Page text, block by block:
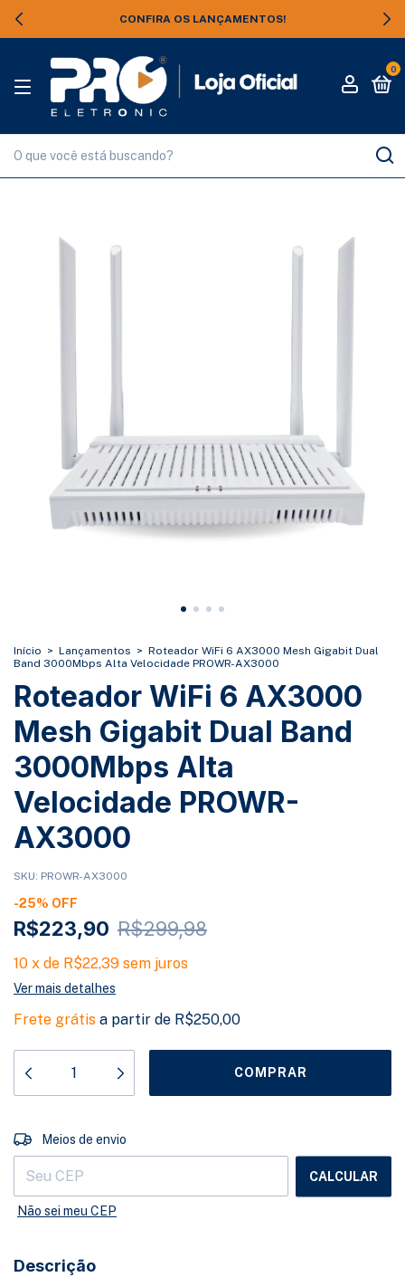
CONFIRA OS LANÇAMENTOS!
0
Início > Lançamentos > Roteador WiFi 6 AX3000 Mesh Gigabit Dual
Band 3000Mbps Alta Velocidade PROWR-AX3000
Roteador WiFi 6 AX3000
Mesh Gigabit Dual Band
3000Mbps Alta
Velocidade PROWR-
AX3000
SKU: PROWR-AX3000
-25% OFF
R$223,90 R$299,98
10 x de R$22,39 sem juros
Ver mais detalhes
Frete grátis a partir de R$250,00
Entregas para o CEP:
Meios de envio
CALCULAR
Não sei meu CEP
Descrição